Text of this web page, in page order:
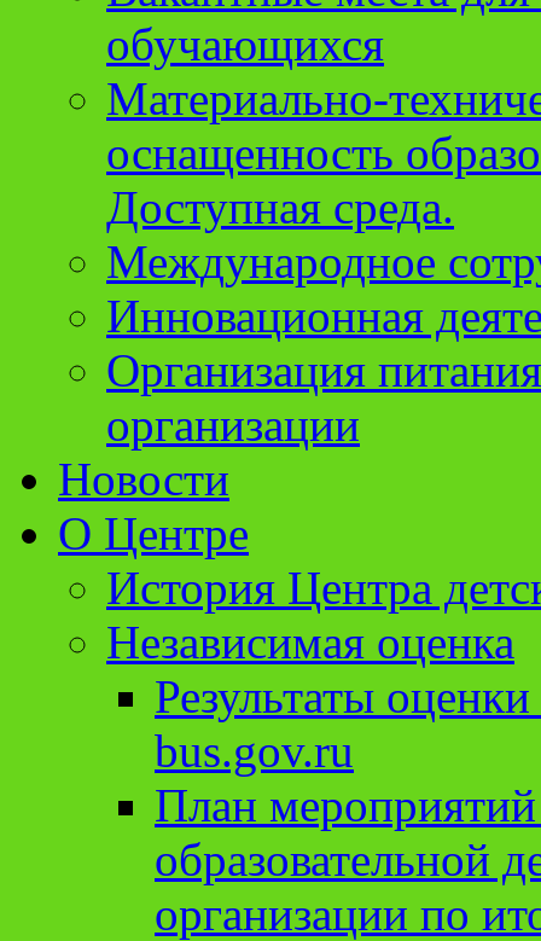
обучающихся
Материально-
оснащенность
Доступная среда.
Международное
Инновационная
Организация
организации
Новости
О Центре
История Центра
Независимая оценка
Результаты
bus.gov.ru
План
образовательной
организации по